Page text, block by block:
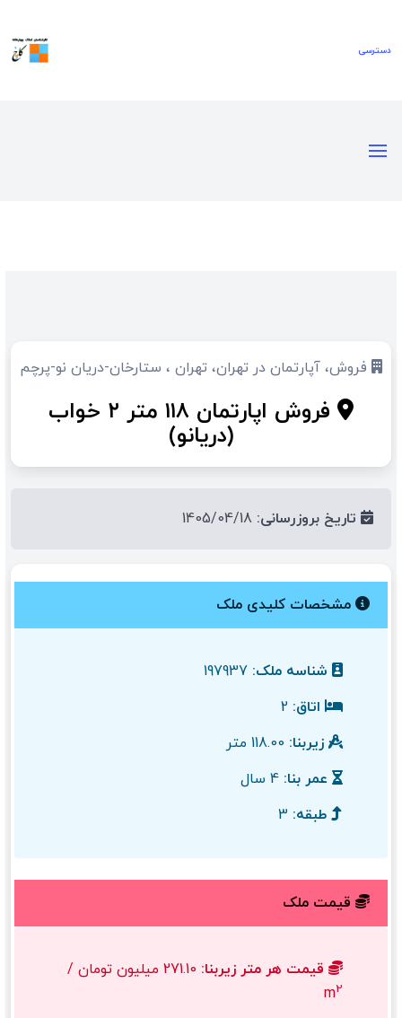
دسترسی‌
فروش، آپارتمان در تهران، تهران ، ستارخان-دریان نو-پرچم
فروش اپارتمان ۱۱۸ متر ۲ خواب
(دریانو)
تاریخ بروزرسانی:
مشخصات کلیدی ملک
شناسه ملک:
اتاق:
زیربنا:
عمر بنا:
طبقه:
قیمت ملک
قیمت هر متر زیربنا:
271.10 میلیون تومان /
m2